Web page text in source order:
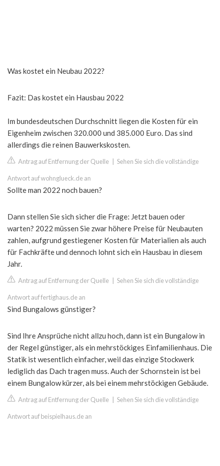
Was kostet ein Neubau 2022?
Fazit: Das kostet ein Hausbau 2022
Im bundesdeutschen Durchschnitt liegen die Kosten für ein
Eigenheim zwischen 320.000 und 385.000 Euro. Das sind
allerdings die reinen Bauwerkskosten.
Antrag auf Entfernung der Quelle Sehen Sie sich die vollständige
Antwort auf wohnglueck.de an
Sollte man 2022 noch bauen?
Dann stellen Sie sich sicher die Frage: Jetzt bauen oder
warten? 2022 müssen Sie zwar höhere Preise für Neubauten
zahlen, aufgrund gestiegener Kosten für Materialien als auch
für Fachkräfte und dennoch lohnt sich ein Hausbau in diesem
Jahr.
Antrag auf Entfernung der Quelle Sehen Sie sich die vollständige
Antwort auf fertighaus.de an
Sind Bungalows günstiger?
Sind Ihre Ansprüche nicht allzu hoch, dann ist ein Bungalow in
der Regel günstiger, als ein mehrstöckiges Einfamilienhaus. Die
Statik ist wesentlich einfacher, weil das einzige Stockwerk
lediglich das Dach tragen muss. Auch der Schornstein ist bei
einem Bungalow kürzer, als bei einem mehrstöckigen Gebäude.
Antrag auf Entfernung der Quelle Sehen Sie sich die vollständige
Antwort auf beispielhaus.de an